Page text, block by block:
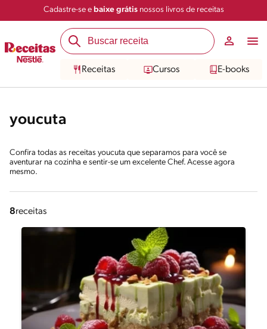
Cadastre-se e baixe grátisnossos livros de receitas
Receitas Cursos E-books
youcuta
Confira todas as receitas youcuta que separamos para você se
aventurar na cozinha e sentir-se um excelente Chef. Acesse agora
mesmo.
8receitas